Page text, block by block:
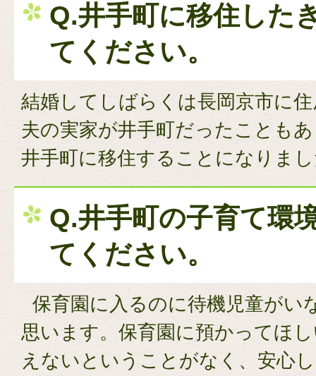
Q.井手町に移住した
てください。
結婚してしばらくは長岡京市に
夫の実家が井手町だったことも
井手町に移住することになりま
Q.井手町の子育て環
てください。
保育園に入るのに待機児童がい
思います。保育園に預かってほ
えないということがなく、安心